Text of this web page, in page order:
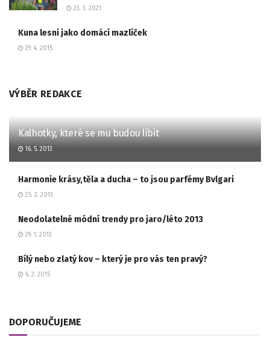
23. 3. 2021
Kuna lesní jako domácí mazlíček
29. 4. 2015
VÝBĚR REDAKCE
Kalhotky, které se mu budou líbit
16. 5. 2013
Harmonie krásy,těla a ducha – to jsou parfémy Bvlgari
25. 2. 2013
Neodolatelné módní trendy pro jaro/léto 2013
29. 1. 2013
Bílý nebo zlatý kov – který je pro vás ten pravý?
6. 2. 2015
DOPORUČUJEME